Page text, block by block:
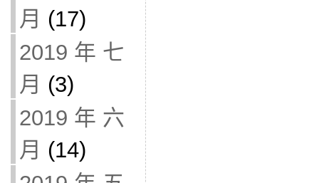
月 (17)
2019 年 七
月 (3)
2019 年 六
月 (14)